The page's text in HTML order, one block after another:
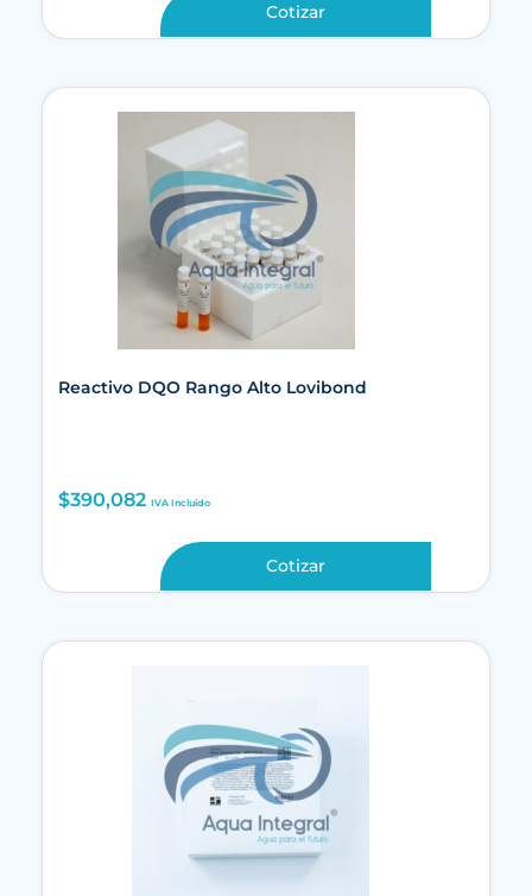
Cotizar
Reactivo DQO Rango Alto Lovibond
$390,082 IVA Incluido
Cotizar